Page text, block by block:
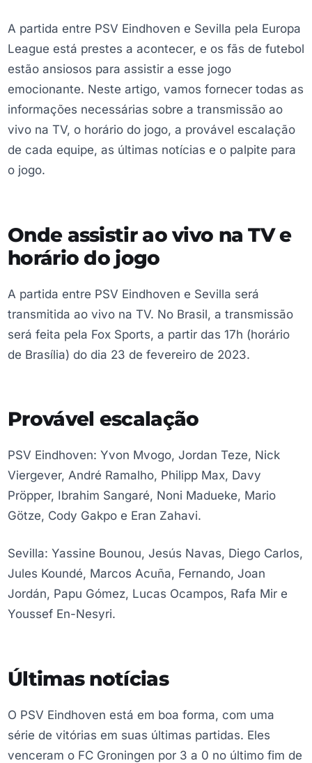
A partida entre PSV Eindhoven e Sevilla pela Europa
League está prestes a acontecer, e os fãs de futebol
estão ansiosos para assistir a esse jogo
emocionante. Neste artigo, vamos fornecer todas as
informações necessárias sobre a transmissão ao
vivo na TV, o horário do jogo, a provável escalação
de cada equipe, as últimas notícias e o palpite para
o jogo.
Onde assistir ao vivo na TV e
horário do jogo
A partida entre PSV Eindhoven e Sevilla será
transmitida ao vivo na TV. No Brasil, a transmissão
será feita pela Fox Sports, a partir das 17h (horário
de Brasília) do dia 23 de fevereiro de 2023.
Provável escalação
PSV Eindhoven: Yvon Mvogo, Jordan Teze, Nick
Viergever, André Ramalho, Philipp Max, Davy
Pröpper, Ibrahim Sangaré, Noni Madueke, Mario
Götze, Cody Gakpo e Eran Zahavi.
Sevilla: Yassine Bounou, Jesús Navas, Diego Carlos,
Jules Koundé, Marcos Acuña, Fernando, Joan
Jordán, Papu Gómez, Lucas Ocampos, Rafa Mir e
Youssef En-Nesyri.
Últimas notícias
O PSV Eindhoven está em boa forma, com uma
série de vitórias em suas últimas partidas. Eles
venceram o FC Groningen por 3 a 0 no último fim de